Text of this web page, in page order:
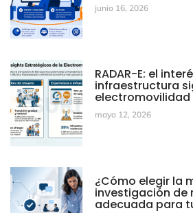
junio 16, 2026
RADAR-E: el
infraestructura
electromovilidad
mayo 12, 2026
¿Cómo elegir la
investigación de
adecuada para